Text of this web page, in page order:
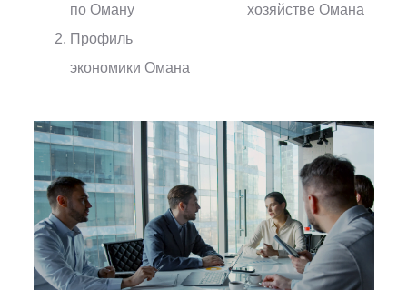
по Оману
Профиль
экономики Омана
хозяйстве Омана